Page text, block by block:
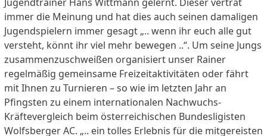
immer die Meinung und hat dies auch seinen damaligen
Jugendspielern immer gesagt „.. wenn ihr euch alle gut
versteht, könnt ihr viel mehr bewegen ..“. Um seine Jungs
zusammenzuschweißen organisiert unser Rainer
regelmäßig gemeinsame Freizeitaktivitäten oder fährt
mit Ihnen zu Turnieren – so wie im letzten Jahr an
Pfingsten zu einem internationalen Nachwuchs-
Kräftevergleich beim österreichischen Bundesligisten
Wolfsberger AC. „.. ein tolles Erlebnis für die mitgereisten